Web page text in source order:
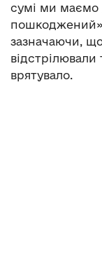
сумі ми маємо
зазначаючи,
відстрілювали
врятувало.